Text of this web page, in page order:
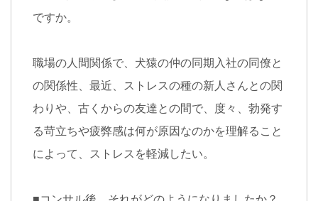
ですか。
職場の人間関係で、犬猿の仲の同期入社の同僚と
の関係性、最近、ストレスの種の新人さんとの関
わりや、古くからの友達との間で、度々、勃発す
る苛立ちや疲弊感は何が原因なのかを理解ること
によって、ストレスを軽減したい。